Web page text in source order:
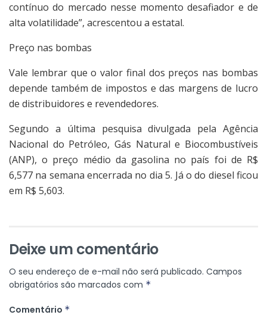
contínuo do mercado nesse momento desafiador e de
alta volatilidade”, acrescentou a estatal.
Preço nas bombas
Vale lembrar que o valor final dos preços nas bombas
depende também de impostos e das margens de lucro
de distribuidores e revendedores.
Segundo a última pesquisa divulgada pela Agência
Nacional do Petróleo, Gás Natural e Biocombustíveis
(ANP), o preço médio da gasolina no país foi de R$
6,577 na semana encerrada no dia 5. Já o do diesel ficou
em R$ 5,603.
Deixe um comentário
O seu endereço de e-mail não será publicado. Campos
obrigatórios são marcados com *
Comentário *